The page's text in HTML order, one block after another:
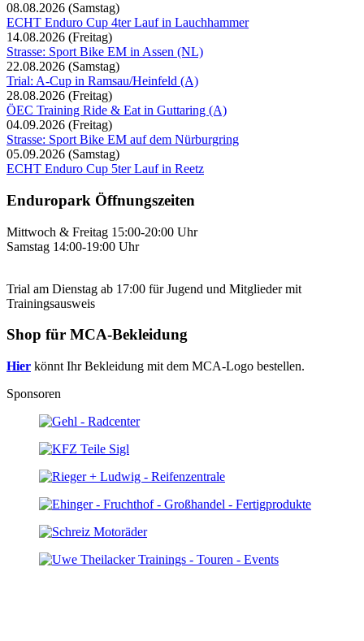
08.08.2026 (Samstag)
ECHT Enduro Cup 4ter Lauf in Lauchhammer
14.08.2026 (Freitag)
Strasse: Sport Bike EM in Assen (NL)
22.08.2026 (Samstag)
Trial: A-Cup in Ramsau/Heinfeld (A)
28.08.2026 (Freitag)
ÖEC Training Ride & Eat in Guttaring (A)
04.09.2026 (Freitag)
Strasse: Sport Bike EM auf dem Nürburgring
05.09.2026 (Samstag)
ECHT Enduro Cup 5ter Lauf in Reetz
Enduropark Öffnungszeiten
Mittwoch & Freitag 15:00-20:00 Uhr
Samstag 14:00-19:00 Uhr
Trial am Dienstag ab 17:00 für Jugend und Mitglieder mit
Trainingsausweis
Shop für MCA-Bekleidung
Hier könnt Ihr Bekleidung mit dem MCA-Logo bestellen.
Sponsoren